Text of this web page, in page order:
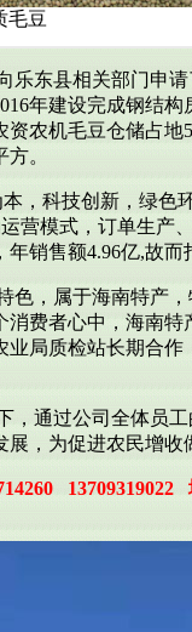
毛豆
东县相关部门申
年建设完成钢结
资农机毛豆仓储占
。
，科技创新，绿色
营模式，订单生
销售额4.96亿,故
，属于海南特产
费者心中，海南
局质检站长期合
通过公司全体员
，为促进农民增收
13709319022